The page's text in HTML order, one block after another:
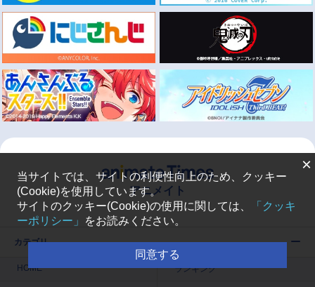
アニメイト
カテゴリ
HOME ランキング
×
当サイトでは、サイトの利便性向上のため、クッキー
(Cookie)を使用しています。
サイトのクッキー(Cookie)の使用に関しては、
「クッキ
ーポリシー」
をお読みください。
同意する